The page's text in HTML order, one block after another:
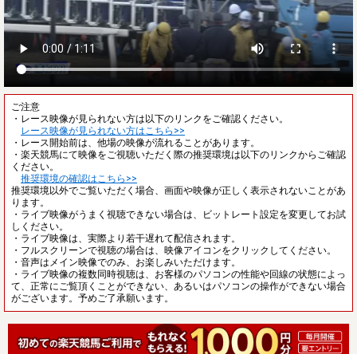
ご注意
・レース映像が見られない方は以下のリンクをご確認ください。
レース映像が見られない方はこちら>>
・レース開始前は、他場の映像が流れることがあります。
・楽天競馬にて映像をご視聴いただく際の推奨環境は以下のリンクからご確認
ください。
推奨環境の確認はこちら>>
推奨環境以外でご覧いただく場合、画面や映像が正しく表示されないことがあ
ります。
・ライブ映像がうまく視聴できない場合は、ビットレート設定を変更してお試
しください。
・ライブ映像は、実際より若干遅れて配信されます。
・フルスクリーンで視聴の場合は、映像アイコンをクリックしてください。
・音声はメイン映像でのみ、お楽しみいただけます。
・ライブ映像の複数同時視聴は、お客様のパソコンの性能や回線の状態によっ
て、正常にご覧頂くことができない、あるいはパソコンの操作ができない場合
がございます。予めご了承願います。